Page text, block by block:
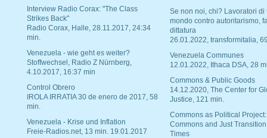
Interview Radio Corax: "The Class
Strikes Back"
Radio Corax, Halle, 28.11.2017, 24:34
min.
Venezuela - wie geht es weiter?
Stoffwechsel, Radio Z Nürnberg,
4.10.2017, 16:37 min
Control Obrero
IROLA IRRATIA 30 de enero de 2017, 58
min.
Venezuela - Krise und Inflation
Freie-Radios.net, 13 min. 19.01.2017
Se non noi, chi? Lavoratori di
mondo contro autoritarismo,
dittatura
26.01.2022, transformitalia,
Venezuela Communes
12.01.2022, Ithaca DSA, 28
Commons & Public Goods
14.12.2020, The Center for
Justice, 121 min.
Commons as Political Project:
Commons and Just
Times